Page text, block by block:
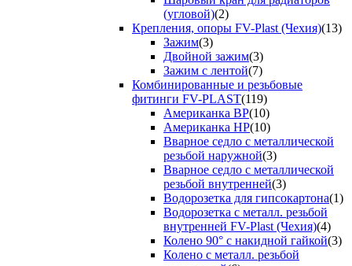
(угловой)(2)
Крепления, опоры FV-Plast (Чехия)(13)
Зажим(3)
Двойной зажим(3)
Зажим с лентой(7)
Комбинированные и резьбовые
фитинги FV-PLAST(119)
Американка ВР(10)
Американка НР(10)
Вварное седло с металлической
резьбой наружной(3)
Вварное седло с металлической
резьбой внутренней(3)
Водорозетка для гипсокартона(1)
Водорозетка с металл. резьбой
внутренней FV-Plast (Чехия)(4)
Колено 90° с накидной гайкой(3)
Колено с металл. резьбой